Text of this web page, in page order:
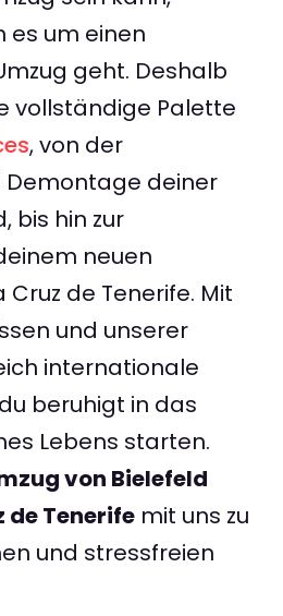
es um einen
geht. Deshalb
vollständige Palette
, von der
deiner
bis hin zur
neuen
Cruz de Tenerife. Mit
und unserer
internationale
beruhigt in das
Lebens starten.
von Bielefeld
de Tenerife mit uns zu
und stressfreien